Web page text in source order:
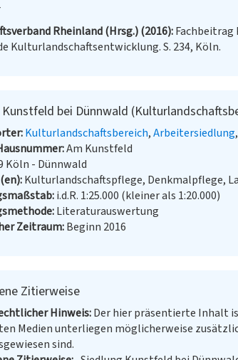
Rheinland (Hrsg.) (2016)
Kulturlandschaftsentwicklung. S. 234, Köln.
bei Dünnwald
Kulturlandschaftsbereich Arbeitersiedlung
Am Kunstfeld
Köln - Dünnwald
Kulturlandschaftspflege, Denkmalpflege,
i.d.R. 1:25.000 (kleiner als 1:20.000)
Literaturauswertung
Zeitraum Beginn 2016
Zitierweise
Hinweis Der hier präsentierte Inhalt
Medien unterliegen möglicherweise
sind.